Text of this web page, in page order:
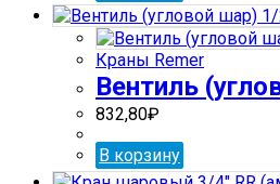
Краны Remer
Вентиль
832,80₽
В корзину